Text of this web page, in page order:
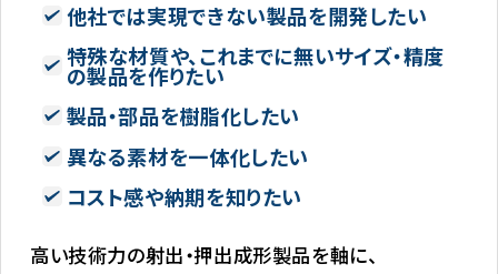
他社では実現できない製品を開発したい
特殊な材質や、これまでに無いサイズ・精度
の製品を作りたい
製品・部品を樹脂化したい
異なる素材を一体化したい
コスト感や納期を知りたい
高い技術力の射出・押出成形製品を軸に、